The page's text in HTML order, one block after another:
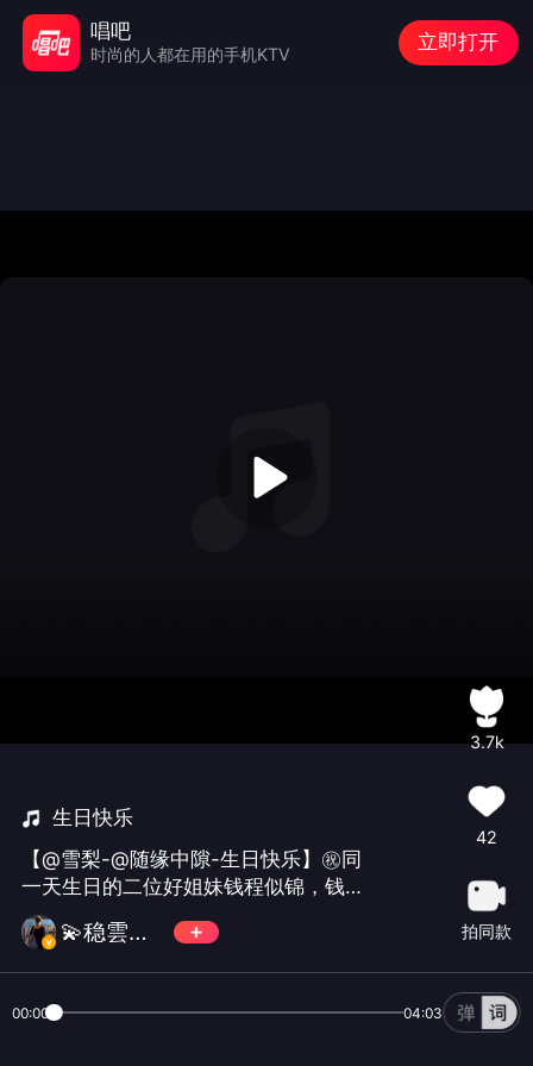
生日快乐
【@雪梨-@随缘中隙-生日快乐】㊗️同
一天生日的二位好姐妹钱程似锦，钱途
无量🎂🥂2025-11-26
💫稳雲心💫✨
3.7k
42
拍同款
00:00 04:03
唱吧
时尚的人都在用的手机KTV
立即打开